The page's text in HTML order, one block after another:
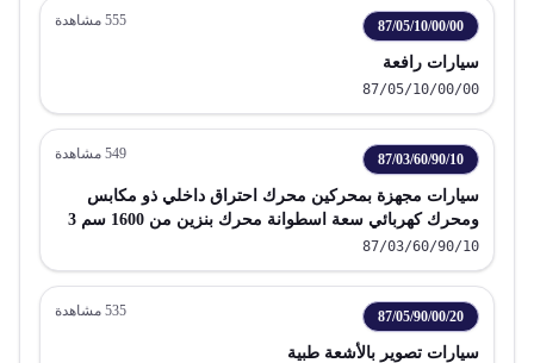
87/05/10/00/00
555 مشاهدة
سيارات رافعة
87/05/10/00/00
87/03/60/90/10
549 مشاهدة
سيارات مجهزة بمحركين محرك احتراق داخلي ذو مكابس
ومحرك كهربائي سعة اسطوانة محرك بنزين من 1600 سم 3
إلى 2000 سم 3 يمكن شحنها بتوصيلها بمصدر خارجي للطاقة
الكهربائية
87/03/60/90/10
87/05/90/00/20
535 مشاهدة
سيارات تصوير بالأشعة طبية